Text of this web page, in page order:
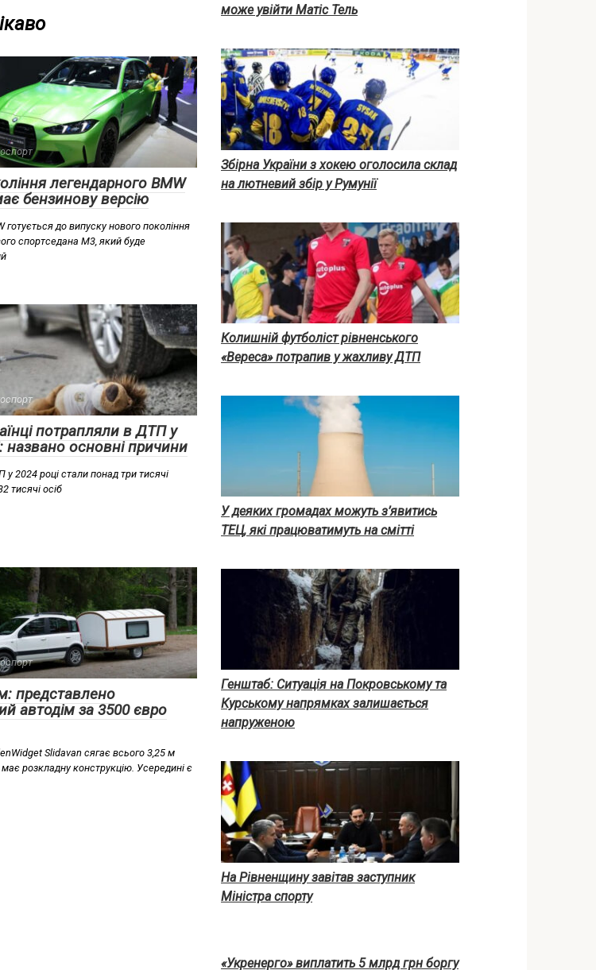
легендарного BMW
бензинову версію
готується до випуску нового покоління
спортседана M3, який буде
потрапляли в ДТП у
названо основні причини
2024 році стали понад три тисячі
тисячі осіб
представлено
автодім за 3500 євро
Slidavan сягає всього 3,25 м
розкладну конструкцію. Усередині є
може увійти Матіс Тель
Збірна України з хокею оголосила склад
на лютневий збір у Румунії
Колишній футболіст рівненського
«Вереса» потрапив у жахливу ДТП
У деяких громадах можуть з’явитись
ТЕЦ, які працюватимуть на смітті
Генштаб: Ситуація на Покровському та
Курському напрямках залишається
напруженою
На Рівненщину завітав заступник
Міністра спорту
«Укренерго» виплатить 5 млрд грн боргу